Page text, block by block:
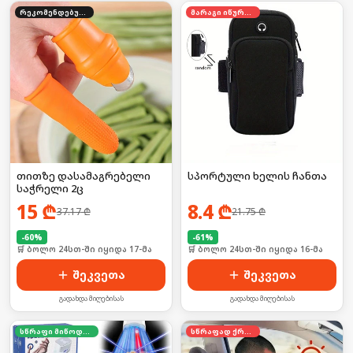
თითზე დასამაგრებელი
საჭრელი 2ც
15 ₾37.17₾
-60%
🛒 ბოლო 24სთ-ში იყიდა 17-მა
შეკვეთა
გადახდა მიღებისას
სპორტული ხელის ჩანთა
8.4₾21.75₾
-61%
🛒 ბოლო 24სთ-ში იყიდა 16-მა
შეკვეთა
გადახდა მიღებისას